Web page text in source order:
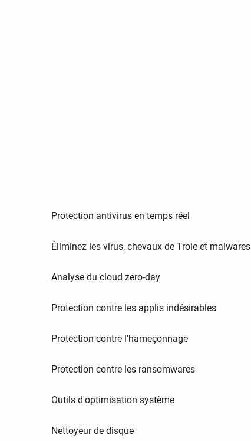
Protection antivirus en temps réel
Éliminez les virus, chevaux de Troie et malwares
Analyse du cloud zero-day
Protection contre les applis indésirables
Protection contre l'hameçonnage
Protection contre les ransomwares
Outils d'optimisation système
Nettoyeur de disque